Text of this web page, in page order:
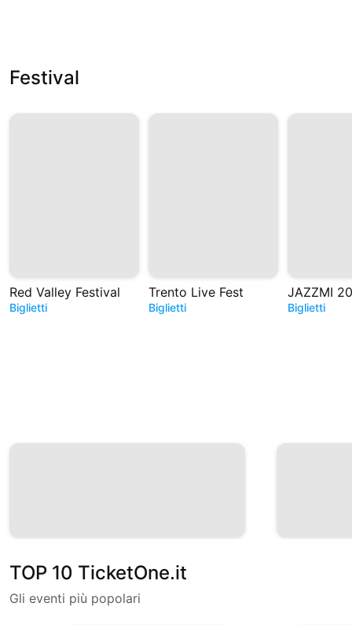
Festival
Red Valley Festival
Biglietti
Trento Live Fest
Biglietti
JAZZMI
Biglietti
TOP 10 TicketOne.it
Gli eventi più popolari